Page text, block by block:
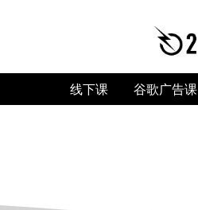
线下课 谷歌广告课